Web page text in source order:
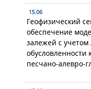
15.06
Геофизический
обеспечение
залежей с учетом
обусловленности
песчано-алевро-